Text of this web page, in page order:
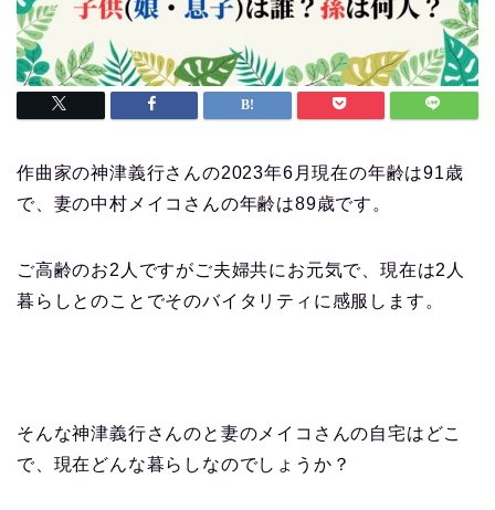
作曲家の神津義行さんの2023年6月現在の年齢は91歳
で、妻の中村メイコさんの年齢は89歳です。
ご高齢のお2人ですがご夫婦共にお元気で、現在は2人
暮らしとのことでそのバイタリティに感服します。
そんな神津義行さんのと妻のメイコさんの自宅はどこ
で、現在どんな暮らしなのでしょうか？